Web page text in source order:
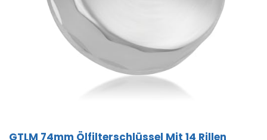
GTLM 74mm Ölfilterschlüssel Mit 14 Rillen